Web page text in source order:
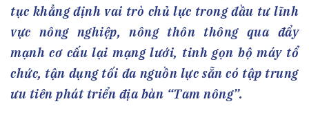
tục khẳng định vai trò chủ lực trong đầu tư lĩnh
vực nông nghiệp, nông thôn thông qua đẩy
mạnh cơ cấu lại mạng lưới, tinh gọn bộ máy tổ
chức, tận dụng tối đa nguồn lực sẵn có tập trung
ưu tiên phát triển địa bàn “Tam nông”.